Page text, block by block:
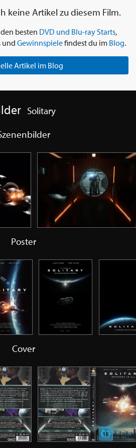
keine Artikel zu diesem Film.
besten DVD und Blu-ray Starts,
und Gewinnspielefindest du im Blog.
Artikel im Blog
Solitary
Poster
Cover